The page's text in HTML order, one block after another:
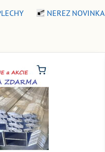
NEREZ NOVINKA